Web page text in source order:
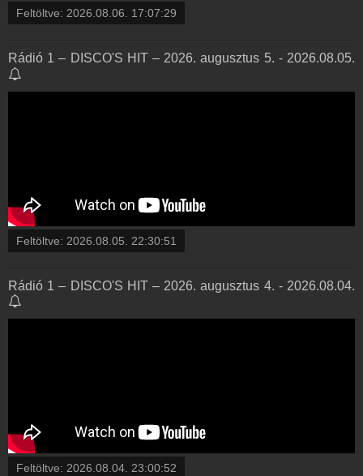
Feltöltve: 2026.08.06. 17:07:29
Rádió 1 – DISCO'S HIT – 2026. augusztus 5. - 2026.08.05.
Feltöltve: 2026.08.05. 22:30:51
Rádió 1 – DISCO'S HIT – 2026. augusztus 4. - 2026.08.04.
Feltöltve: 2026.08.04. 23:00:52